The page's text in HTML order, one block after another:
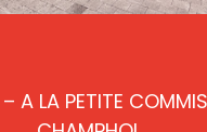
A LA PETITE